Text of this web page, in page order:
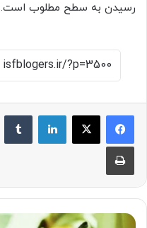
رسیدن به سطح مطلوب است.
لینکدین
چاپ
ا